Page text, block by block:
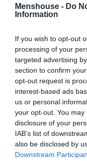
Menshouse - Do
Information
If you wish to opt-out
processing of your
targeted advertising
section to confirm
opt-out request is
interest-based ads
us or personal
your opt-out. You
disclosure of your
IAB’s list of
also be disclosed by
Downstream
Η απίστευτη
διάσημο
Ερρίκος Βούλγαρης